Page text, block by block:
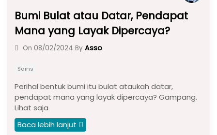
Bumi Bulat atau Datar, Pendapat
Mana yang Layak Dipercaya?
On 08/02/2024 By Asso
Sains
Perihal bentuk bumi itu bulat ataukah datar,
pendapat mana yang layak dipercaya? Gampang.
Lihat saja
Baca lebih lanjut